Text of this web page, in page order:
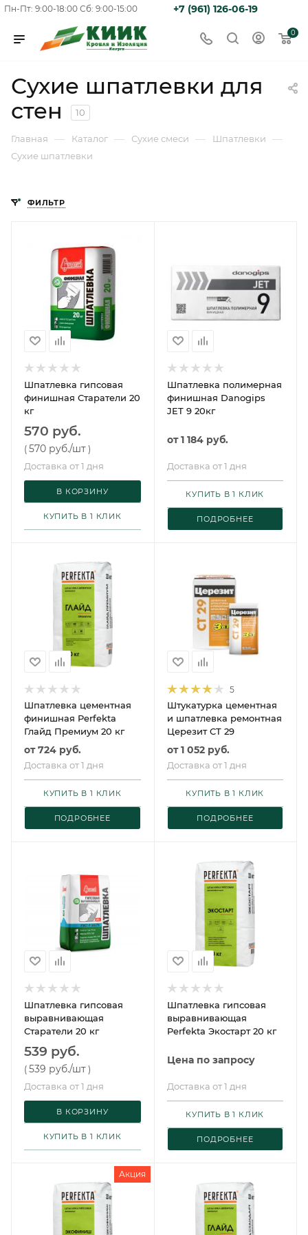
Пн-Пт: 9:00-18:00 Сб: 9:00-15:00 +7 (961) 126-06-19
0
Сухие шпатлевки для
стен
10
Главная — Каталог — Сухие смеси — Шпатлевки —
Сухие шпатлевки
ФИЛЬТР
Шпатлевка гипсовая
финишная Старатели 20
кг
570 руб.
(570 руб./шт)
Доставка от 1 дня
В КОРЗИНУ
КУПИТЬ В 1 КЛИК
Шпатлевка полимерная
финишная Danogips
JET 9 20кг
от1 184 руб.
Доставка от 1 дня
ПОДРОБНЕЕ
КУПИТЬ В 1 КЛИК
Шпатлевка цементная
финишная Perfekta
Глайд Премиум 20 кг
от724 руб.
Доставка от 1 дня
ПОДРОБНЕЕ
КУПИТЬ В 1 КЛИК
5
Штукатурка цементная
и шпатлевка ремонтная
Церезит CT 29
от1 052 руб.
Доставка от 1 дня
ПОДРОБНЕЕ
КУПИТЬ В 1 КЛИК
Шпатлевка гипсовая
выравнивающая
Старатели 20 кг
539 руб.
(539 руб./шт)
Доставка от 1 дня
В КОРЗИНУ
КУПИТЬ В 1 КЛИК
Шпатлевка гипсовая
выравнивающая
Perfekta Экостарт 20 кг
Цена по запросу
Доставка от 1 дня
ПОДРОБНЕЕ
КУПИТЬ В 1 КЛИК
Акция